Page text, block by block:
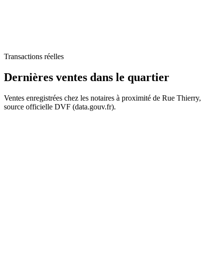
Transactions réelles
Dernières ventes dans le quartier
Ventes enregistrées chez les notaires à proximité de Rue Thierry,
source officielle DVF (data.gouv.fr).